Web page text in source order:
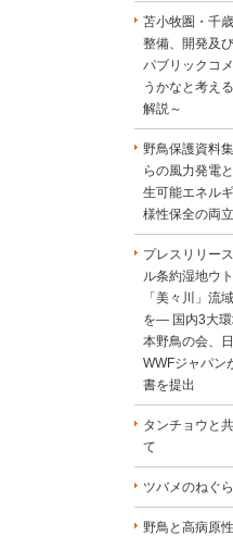
苫小牧圏・千
整備、開発及
パブリックコ
うかなと考え
解説～
野鳥保護資料
らの風力発電
生可能エネル
様性保全の両
プレスリリー
ル条約湿地ウ
「美々川」流
を― 国内3大環
本野鳥の会、
WWFジャパン
書を提出
タンチョウと
て
ツバメのねぐ
野鳥と高病原